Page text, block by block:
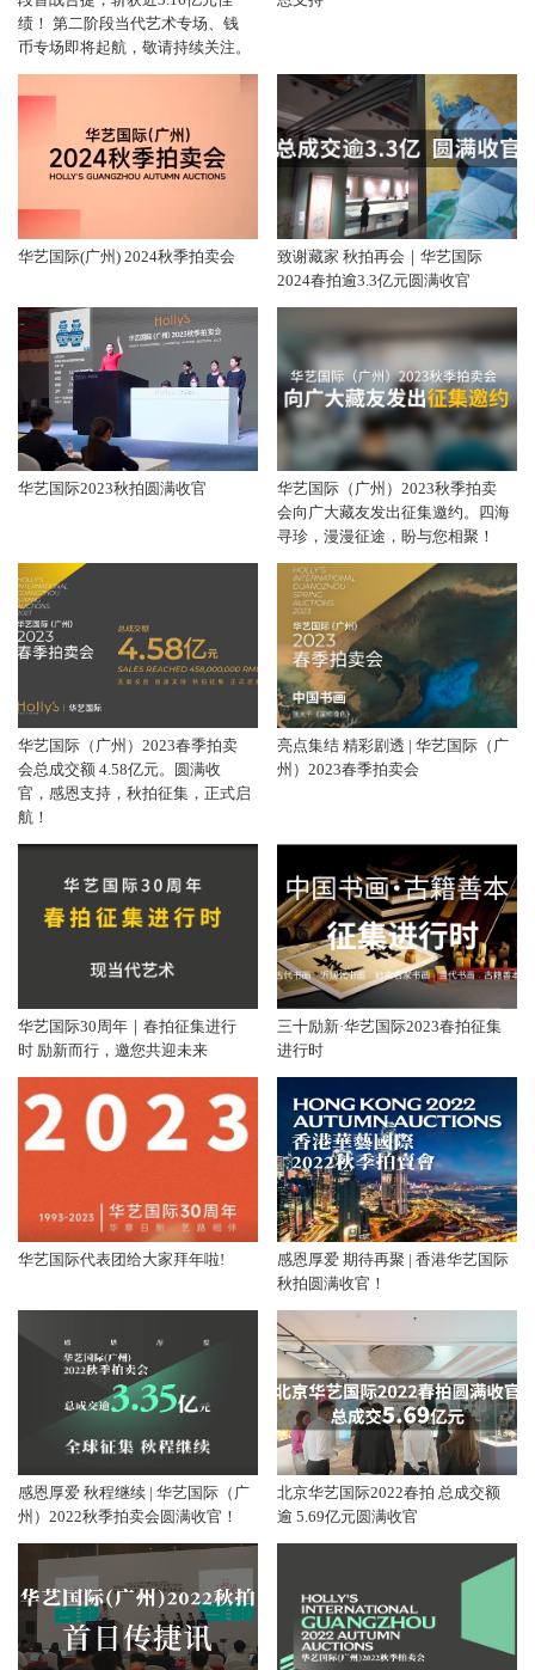
绩！ 第二阶段当代艺术专场、钱
币专场即将起航，敬请持续关注。
华艺国际(广州) 2024秋季拍卖会
致谢藏家 秋拍再会｜华艺国际
2024春拍逾3.3亿元圆满收官
华艺国际2023秋拍圆满收官
华艺国际（广州）2023秋季拍卖
会向广大藏友发出征集邀约。四海
寻珍，漫漫征途，盼与您相聚！
华艺国际（广州）2023春季拍卖
会总成交额 4.58亿元。圆满收
官，感恩支持，秋拍征集，正式启
航！
亮点集结 精彩剧透 | 华艺国际（广
州）2023春季拍卖会
华艺国际30周年｜春拍征集进行
时 励新而行，邀您共迎未来
三十励新·华艺国际2023春拍征集
进行时
华艺国际代表团给大家拜年啦!
感恩厚爱 期待再聚 | 香港华艺国际
秋拍圆满收官！
感恩厚爱 秋程继续 | 华艺国际（广
州）2022秋季拍卖会圆满收官！
北京华艺国际2022春拍 总成交额
逾 5.69亿元圆满收官